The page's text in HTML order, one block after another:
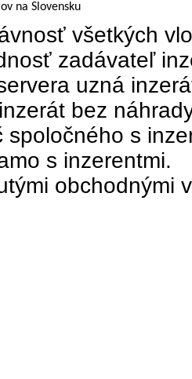
na Slovensku
všetkých
zadávateľ
uzná
bez
spoločného s
s inzerentmi.
obchodnými